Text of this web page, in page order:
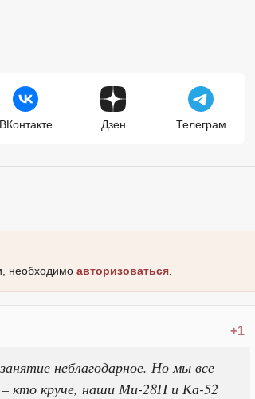
ВКонтакте Дзен Телеграм
необходимо авторизоваться
+1
неблагодарное. Но мы все
– кто круче, наши Ми-28Н и Ка-52